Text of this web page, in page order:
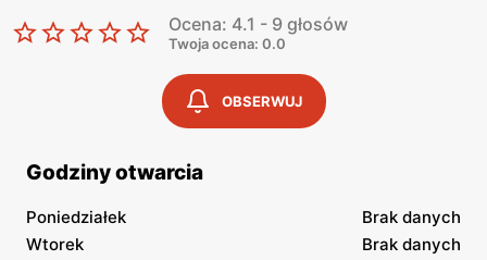
Ocena: 4.1 - 9 głosów
Twoja ocena: 0.0
OBSERWUJ
Godziny otwarcia
Poniedziałek
Brak danych
Wtorek
Brak danych